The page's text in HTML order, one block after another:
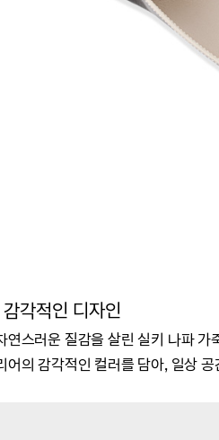
각적인 디자인
연스러운 질감을 살린 실키 나파
어의 감각적인 컬러를 담아, 일상